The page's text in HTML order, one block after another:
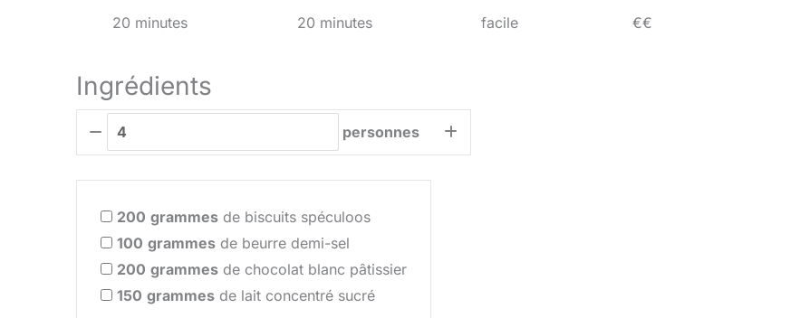
20 minutes 20 minutes facile €€
Ingrédients
personnes
200 grammes de biscuits spéculoos
100 grammes de beurre demi-sel
200 grammes de chocolat blanc pâtissier
150 grammes de lait concentré sucré